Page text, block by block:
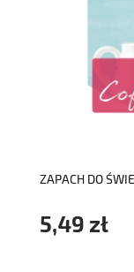
ZAPACH DO
5,49 zł